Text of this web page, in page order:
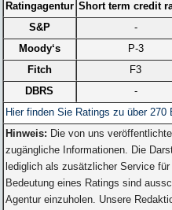
Ratingagentur Short term credit
S&P
-
Moody‘s
P-3
Fitch
F3
DBRS
-
Hier finden Sie Ratings zu über 270
Hinweis: Die von uns
zugängliche Informationen. Die
lediglich als zusätzlicher Service
Bedeutung eines Ratings sind
Agentur einzuholen. Unsere